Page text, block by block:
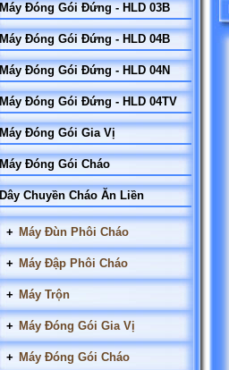
Máy Đóng Gói Đứng - HLD 03B
Máy Đóng Gói Đứng - HLD 04B
Máy Đóng Gói Đứng - HLD 04N
Máy Đóng Gói Đứng - HLD 04TV
Máy Đóng Gói Gia Vị
Máy Đóng Gói Cháo
Dây Chuyền Cháo Ăn Liền
+ Máy Đùn Phôi Cháo
+ Máy Đập Phôi Cháo
+ Máy Trộn
+ Máy Đóng Gói Gia Vị
+ Máy Đóng Gói Cháo